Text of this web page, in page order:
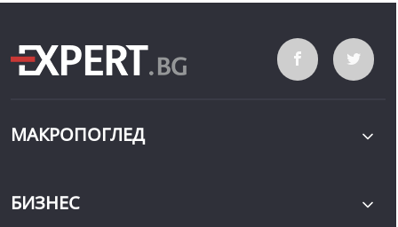
МАКРОПОГЛЕД
БИЗНЕС